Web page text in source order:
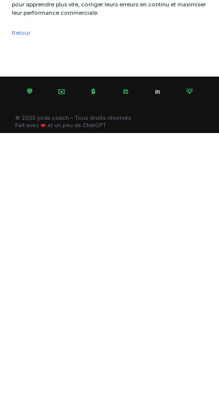
pour apprendre plus vite, corriger leurs erreurs en continu et maximiser
leur performance commerciale.
Retour
💬 ✉️ 🔒 ⚖️ in 💡
© 2025 yoda.coach – Tous droits réservés
Fait avec ❤️ et un peu de ChatGPT